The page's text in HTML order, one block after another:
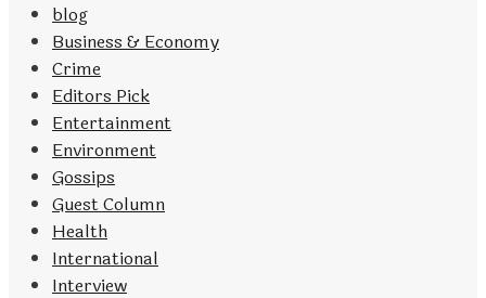
blog
Business & Economy
Crime
Editors Pick
Entertainment
Environment
Gossips
Guest Column
Health
International
Interview